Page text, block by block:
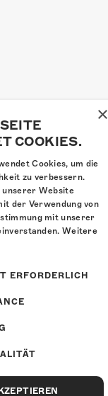
Kofmehl
×
COOKIES.
Cookies, um die
zu verbessern.
unserer Website
der Verwendung von
mit unserer
Weitere
ERFORDERLICH